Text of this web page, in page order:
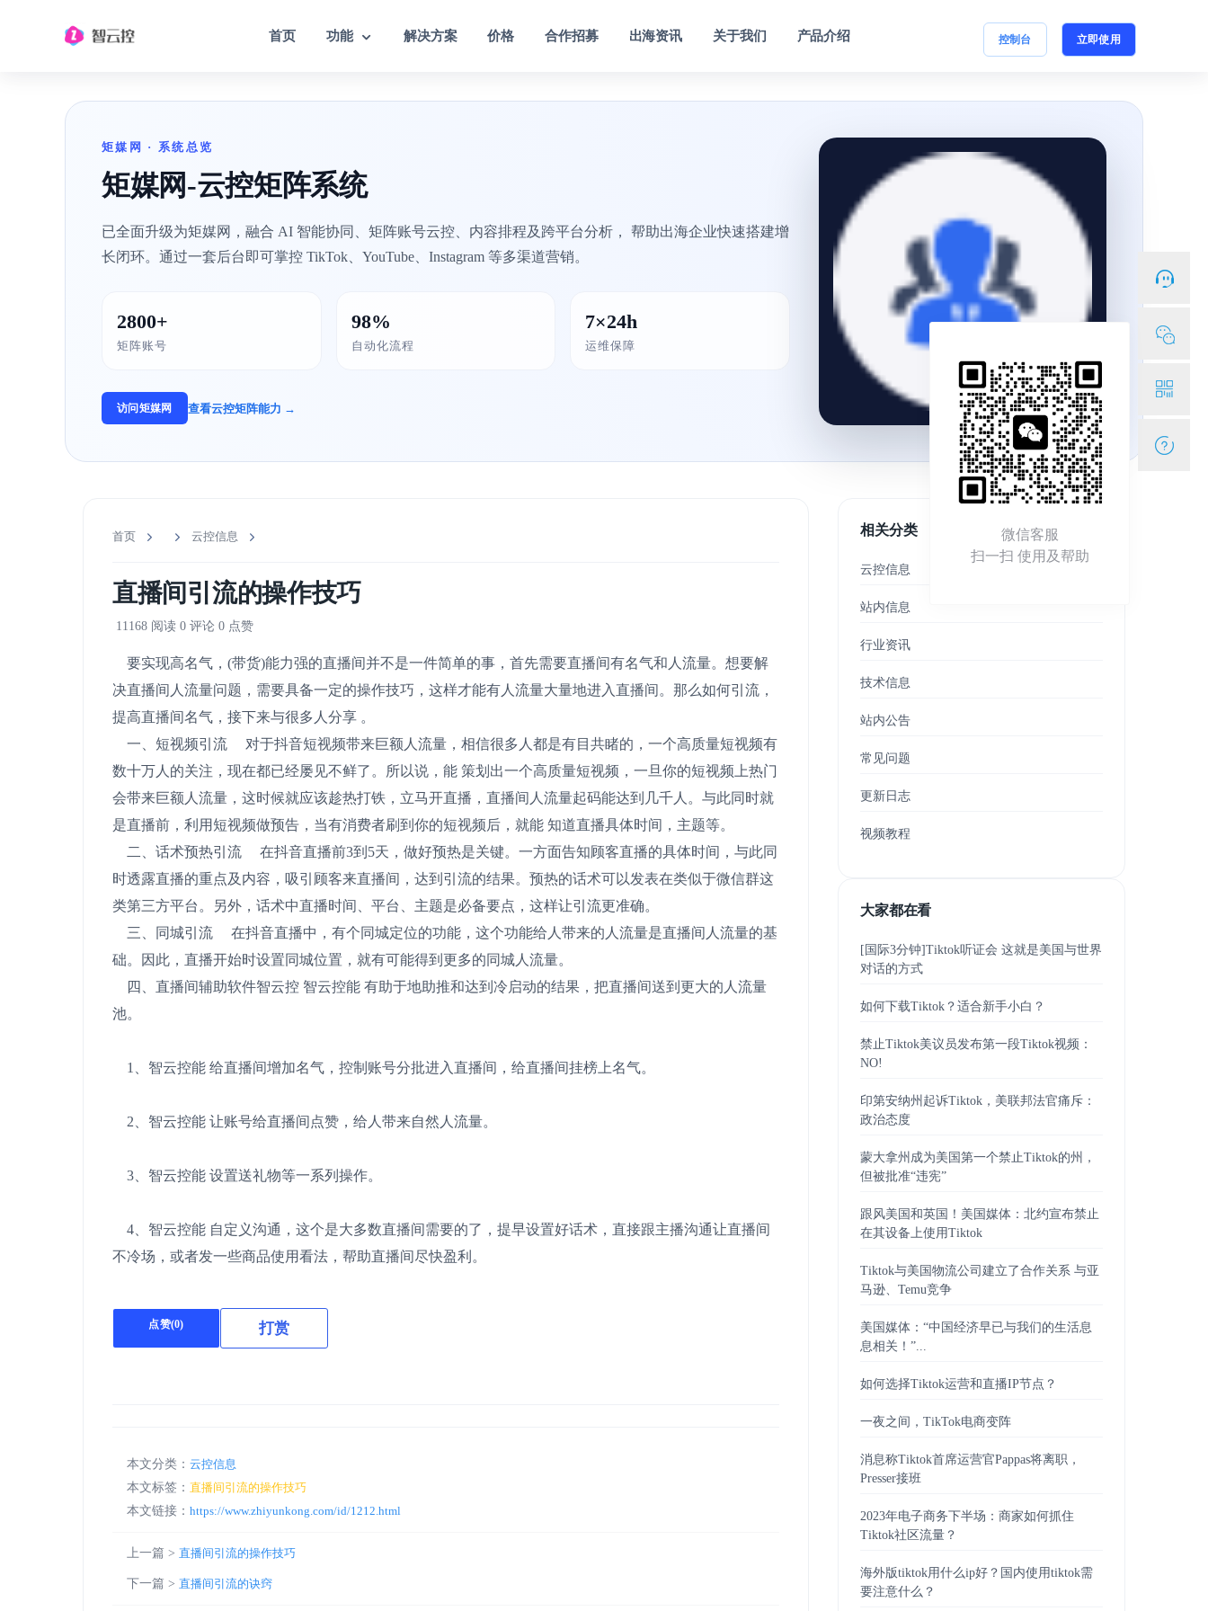
首页 功能
TK自动化营销工具/矩阵模拟真人操作
解决方案 价格 合作招募 出海资讯 关于我们 产品介绍 控制台 立即使用
矩媒网 · 系统总览
矩媒网-云控矩阵系统
已全面升级为矩媒网，融合 AI 智能协同、矩阵账号云控、内容排程及跨平台分析， 帮助出海企业快速搭建增
长闭环。通过一套后台即可掌控 TikTok、YouTube、Instagram 等多渠道营销。
2800+
矩阵账号
98%
自动化流程
7×24h
运维保障
访问矩媒网 查看云控矩阵能力 →
首页 云控信息
直播间引流的操作技巧
11168 阅读 0 评论 0 点赞
要实现高名气，(带货)能力强的直播间并不是一件简单的事，首先需要直播间有名气和人流量。想要解
决直播间人流量问题，需要具备一定的操作技巧，这样才能有人流量大量地进入直播间。那么如何引流，
提高直播间名气，接下来与很多人分享 。
一、短视频引流 对于抖音短视频带来巨额人流量，相信很多人都是有目共睹的，一个高质量短视频有
数十万人的关注，现在都已经屡见不鲜了。所以说，能 策划出一个高质量短视频，一旦你的短视频上热门
会带来巨额人流量，这时候就应该趁热打铁，立马开直播，直播间人流量起码能达到几千人。与此同时就
是直播前，利用短视频做预告，当有消费者刷到你的短视频后，就能 知道直播具体时间，主题等。
二、话术预热引流 在抖音直播前3到5天，做好预热是关键。一方面告知顾客直播的具体时间，与此同
时透露直播的重点及内容，吸引顾客来直播间，达到引流的结果。预热的话术可以发表在类似于微信群这
类第三方平台。另外，话术中直播时间、平台、主题是必备要点，这样让引流更准确。
三、同城引流 在抖音直播中，有个同城定位的功能，这个功能给人带来的人流量是直播间人流量的基
础。因此，直播开始时设置同城位置，就有可能得到更多的同城人流量。
四、直播间辅助软件智云控 智云控能 有助于地助推和达到冷启动的结果，把直播间送到更大的人流量
池。
1、智云控能 给直播间增加名气，控制账号分批进入直播间，给直播间挂榜上名气。
2、智云控能 让账号给直播间点赞，给人带来自然人流量。
3、智云控能 设置送礼物等一系列操作。
4、智云控能 自定义沟通，这个是大多数直播间需要的了，提早设置好话术，直接跟主播沟通让直播间
不冷场，或者发一些商品使用看法，帮助直播间尽快盈利。
点赞(0) 打赏
本文分类： 云控信息
本文标签： 直播间引流的操作技巧
本文链接： https://www.zhiyunkong.com/id/1212.html
上一篇 > 直播间引流的操作技巧
下一篇 > 直播间引流的诀窍
相关分类
云控信息
站内信息
行业资讯
技术信息
站内公告
常见问题
更新日志
视频教程
大家都在看
[国际3分钟]Tiktok听证会 这就是美国与世界
对话的方式
如何下载Tiktok？适合新手小白？
禁止Tiktok美议员发布第一段Tiktok视频：
NO!
印第安纳州起诉Tiktok，美联邦法官痛斥：
政治态度
蒙大拿州成为美国第一个禁止Tiktok的州，
但被批准“违宪”
跟风美国和英国！美国媒体：北约宣布禁止
在其设备上使用Tiktok
Tiktok与美国物流公司建立了合作关系 与亚
马逊、Temu竞争
美国媒体：“中国经济早已与我们的生活息
息相关！”...
如何选择Tiktok运营和直播IP节点？
一夜之间，TikTok电商变阵
消息称Tiktok首席运营官Pappas将离职，
Presser接班
2023年电子商务下半场：商家如何抓住
Tiktok社区流量？
海外版tiktok用什么ip好？国内使用tiktok需
要注意什么？
微信客服
扫一扫 使用及帮助